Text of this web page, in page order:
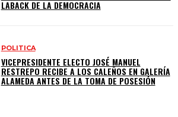
LABACK DE LA DEMOCRACIA
POLITICA
VICEPRESIDENTE ELECTO JOSÉ MANUEL
RESTREPO RECIBE A LOS CALEÑOS EN GALERÍA
ALAMEDA ANTES DE LA TOMA DE POSESIÓN